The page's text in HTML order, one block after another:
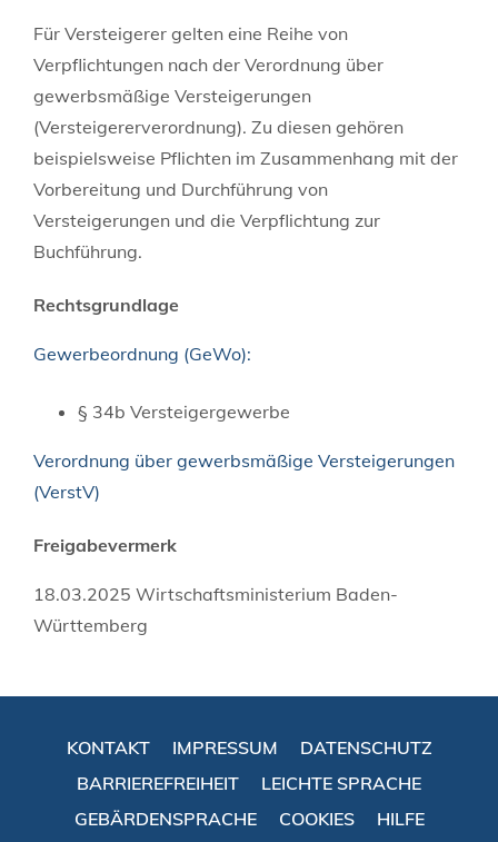
Für Versteigerer gelten eine Reihe von
Verpflichtungen nach der Verordnung über
gewerbsmäßige Versteigerungen
(Versteigererverordnung). Zu diesen gehören
beispielsweise Pflichten im Zusammenhang mit der
Vorbereitung und Durchführung von
Versteigerungen und die Verpflichtung zur
Buchführung.
Rechtsgrundlage
Gewerbeordnung (GeWo):
§ 34b Versteigergewerbe
Verordnung über gewerbsmäßige Versteigerungen
(VerstV)
Freigabevermerk
18.03.2025 Wirtschaftsministerium Baden-
Württemberg
KONTAKT IMPRESSUM
DATENSCHUTZ
BARRIEREFREIHEIT
LEICHTE SPRACHE
GEBÄRDENSPRACHE
COOKIES HILFE